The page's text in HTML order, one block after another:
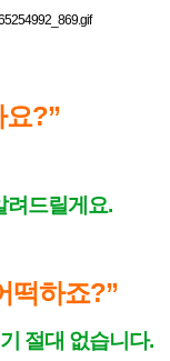
요?”
려드릴게요.
떡하죠?”
절대 없습니다.